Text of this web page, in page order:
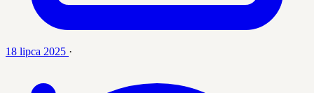
18 lipca 2025 ·